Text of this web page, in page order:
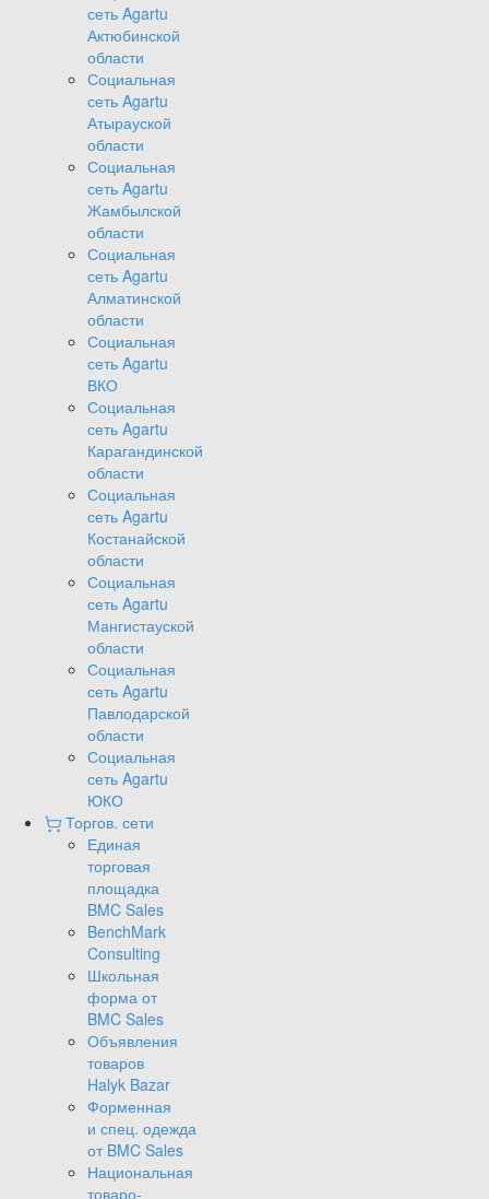
сеть Agartu
Актюбинской
области
Социальная
сеть Agartu
Атырауской
области
Социальная
сеть Agartu
Жамбылской
области
Социальная
сеть Agartu
Алматинской
области
Социальная
сеть Agartu
ВКО
Социальная
сеть Agartu
Карагандинской
области
Социальная
сеть Agartu
Костанайской
области
Социальная
сеть Agartu
Мангистауской
области
Социальная
сеть Agartu
Павлодарской
области
Социальная
сеть Agartu
ЮКО
Торгов. сети
Единая
торговая
площадка
BMC Sales
BenchMark
Consulting
Школьная
форма от
BMC Sales
Объявления
товаров
Halyk Bazar
Форменная
и спец. одежда
от BMC Sales
Национальная
товаро-